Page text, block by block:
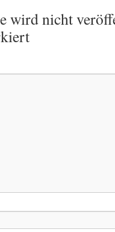
wird nicht